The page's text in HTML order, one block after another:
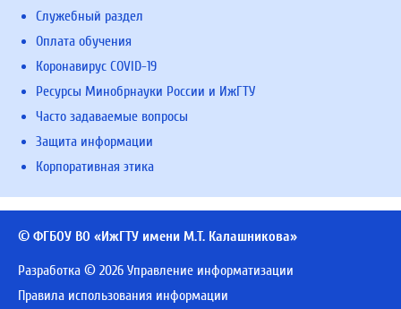
Служебный раздел
Оплата обучения
Коронавирус COVID-19
Ресурсы Минобрнауки России и ИжГТУ
Часто задаваемые вопросы
Защита информации
Корпоративная этика
© ФГБОУ ВО «ИжГТУ имени М.Т. Калашникова»
Разработка © 2026 Управление информатизации
Правила использования информации